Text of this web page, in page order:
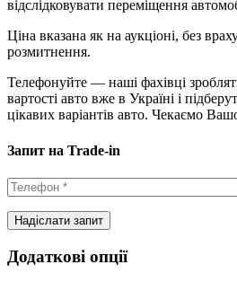
відслідковувати переміщення
Ціна вказана як на аукціоні, без
розмитнення.
Телефонуйте — наші фахівці
вартості авто вже в Україні і
цікавих варіантів авто. Чекаємо
Запит на Trade-in
Додаткові опції